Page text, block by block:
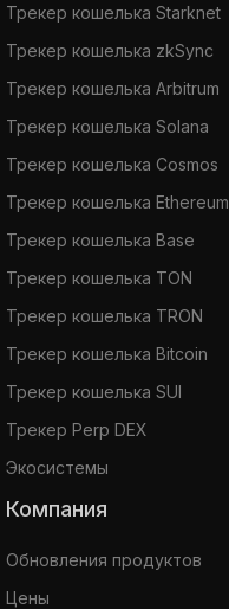
Трекер кошелька Starknet
Трекер кошелька zkSync
Трекер кошелька Arbitrum
Трекер кошелька Solana
Трекер кошелька Cosmos
Трекер кошелька Ethereum
Трекер кошелька Base
Трекер кошелька TON
Трекер кошелька TRON
Трекер кошелька Bitcoin
Трекер кошелька SUI
Трекер Perp DEX
Экосистемы
Компания
Обновления продуктов
Цены